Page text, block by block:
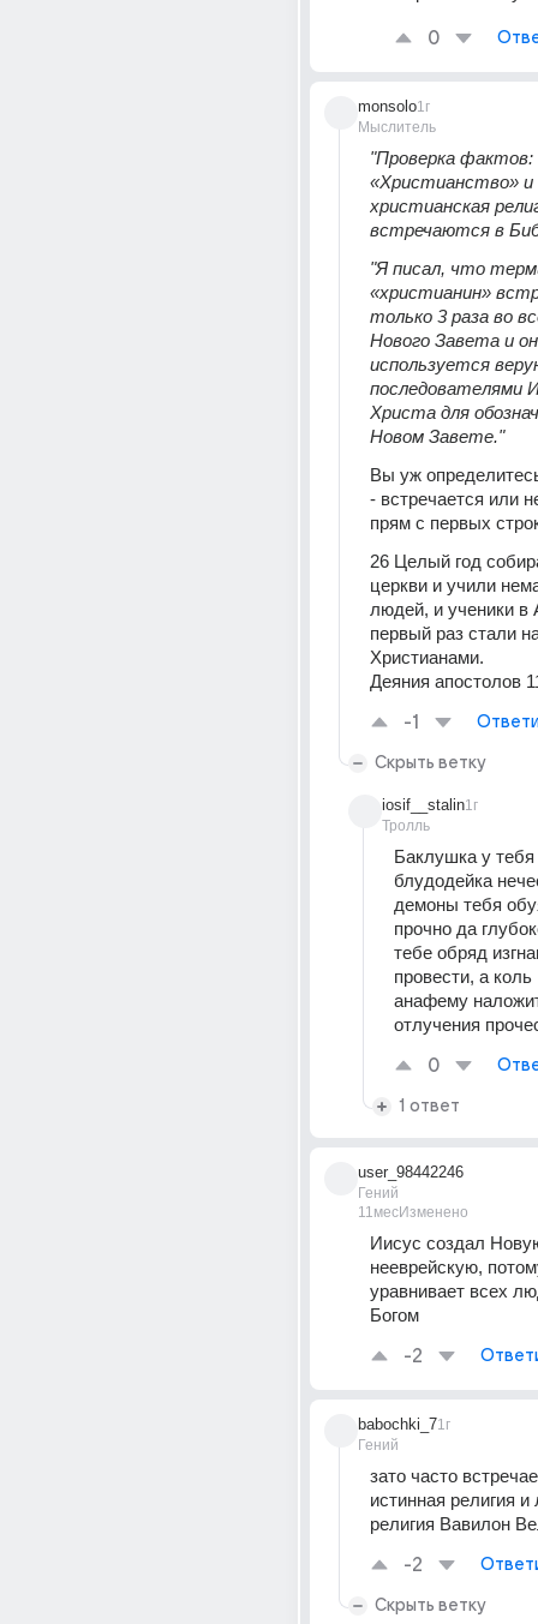
0
monsolo
Мыслитель
1г
"Проверка фактов:
«Христианство» и
христианская
встречаются в
"Я писал, что
«христианин»
только 3 раза во
Нового Завета и
используется
последователями
Христа для
Новом Завете."
Вы уж
- встречается или
прям с первых
26 Целый год
церкви и учили
людей, и ученики в
первый раз стали
Христианами.
Деяния апостолов
-1
Скрыть ветку
iosif__stalin
Тролль
1г
Баклушка у тебя
блудодейка
демоны тебя
прочно да
тебе обряд
провести, а
анафему
отлучения
0
1 ответ
user_98442246
Гений
11месИзменено
Иисус создал
нееврейскую,
уравнивает всех
Богом
-2
babochki_7
Гений
1г
зато часто
истинная религия и
религия Вавилон
-2
Скрыть ветку